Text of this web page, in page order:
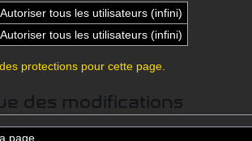
Autoriser tous les utilisateurs (infini)
Autoriser tous les utilisateurs (infini)
protections pour cette page.
des modifications
page